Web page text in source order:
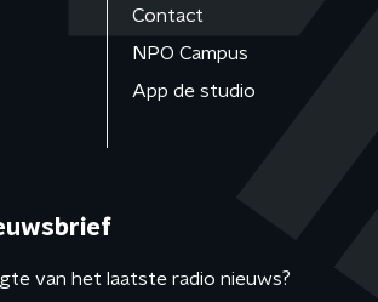
Contact
NPO Campus
App de studio
van het laatste radio nieuws?